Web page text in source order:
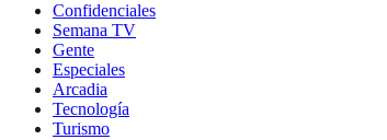
Confidenciales
Semana TV
Gente
Especiales
Arcadia
Tecnología
Turismo